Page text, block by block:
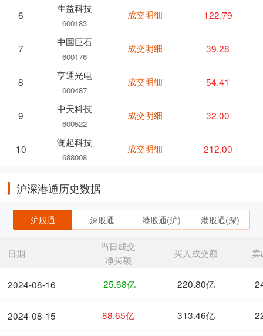
6
生益科技
600183
7
中国巨石
600176
8
亨通光电
600487
9
中天科技
600522
10
澜起科技
688008
成交明细 122.79
成交明细 39.28
成交明细 54.41
成交明细 32.00
成交明细 212.00
沪深港通历史数据
沪股通 深股通 港股通(沪) 港股通(深)
日期
2024-08-16
2024-08-15
当日成交
净买额
买入成交额 卖
-25.68亿 220.80亿
88.65亿 313.46亿